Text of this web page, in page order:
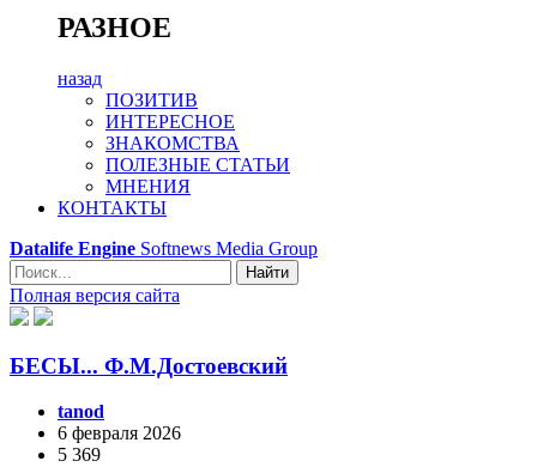
РАЗНОЕ
назад
ПОЗИТИВ
ИНТЕРЕСНОЕ
ЗНАКОМСТВА
ПОЛЕЗНЫЕ СТАТЬИ
МНЕНИЯ
КОНТАКТЫ
Datalife Engine Softnews Media Group
Найти
Полная версия сайта
БЕСЫ... Ф.М.Достоевский
tanod
6 февраля 2026
5 369